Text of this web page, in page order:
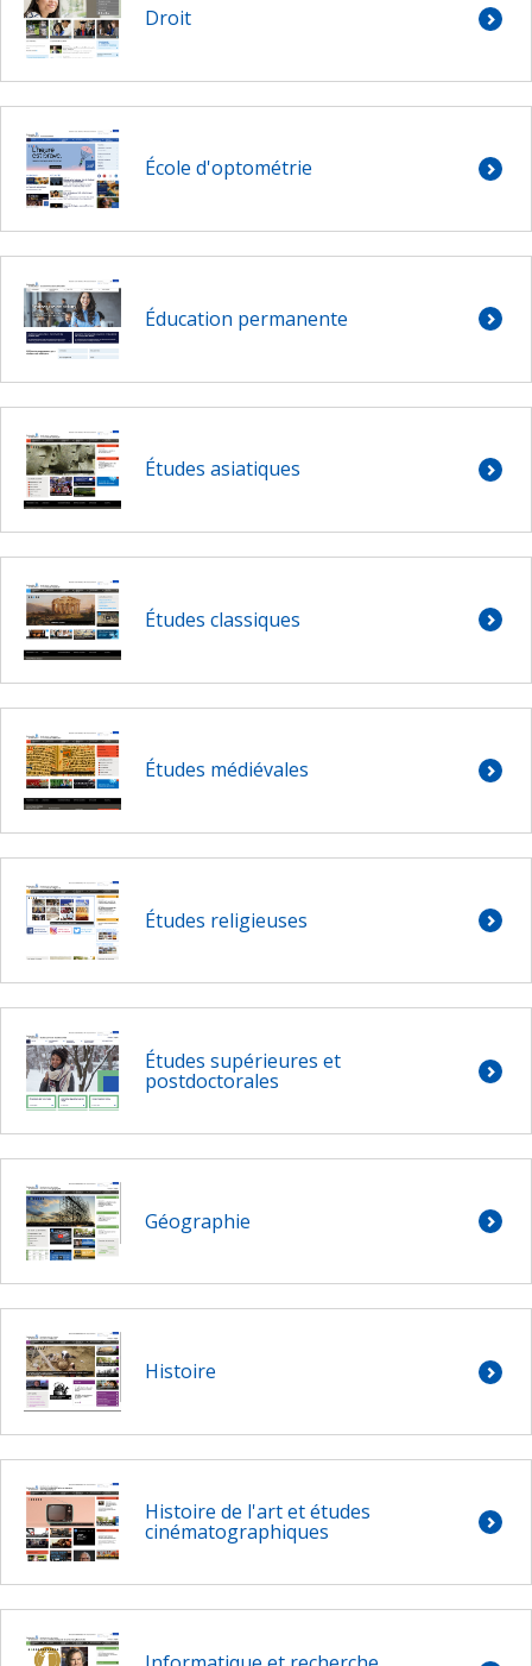
Droit
École d'optométrie
Éducation permanente
Études asiatiques
Études classiques
Études médiévales
Études religieuses
Études supérieures et
postdoctorales
Géographie
Histoire
Histoire de l'art et études
cinématographiques